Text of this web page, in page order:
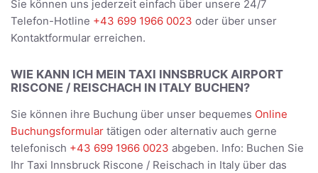
Sie können uns jederzeit einfach über unsere 24/7
Telefon-Hotline +43 699 1966 0023 oder über unser
Kontaktformular erreichen.
WIE KANN ICH MEIN TAXI INNSBRUCK AIRPORT
RISCONE / REISCHACH IN ITALY BUCHEN?
Sie können ihre Buchung über unser bequemes Online
Buchungsformular tätigen oder alternativ auch gerne
telefonisch +43 699 1966 0023 abgeben. Info: Buchen Sie
Ihr Taxi Innsbruck Riscone / Reischach in Italy über das